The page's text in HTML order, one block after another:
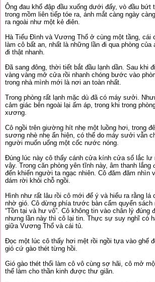
Ông đau khổ đập đầu xuống dưới đấy, vò đầu bứt
trong mồm liên tiếp tóe ra, ánh mắt càng ngày
ra ngoài như một kẻ điên.
Hà Tiểu Đình và Vương Thổ ở cùng một tầng, cái
làm cô bất an, nhất là những lần đi qua phòng
đi thật nhanh.
Đã sang đông, thời tiết bắt đầu lạnh dần. Sau khi
vàng vàng mở cửa rồi nhanh chóng bước vào
trong nhà mình mới là nơi an toàn nhất.
Trong phòng rất lạnh mặc dù đã có máy sưởi.
cảm giác bên ngoài lại ấm áp, trong khi trong
xương.
Cô ngồi trên giường hít nhẹ một luồng hơi, trong
sương nhè nhẹ ẩn hiện, có thể do máy sưởi vẫn
người muốn uống một cốc nước nóng.
Đúng lúc này cô thấy cánh cửa kính cửa sổ lắc lư
vậy. Trong căn phòng yên tĩnh này, âm thanh lắng
đến khiến người ta ngạc nhiên. Cô đăm đăm nhìn
dám rời khỏi chỗ ngồi.
Hình như rất lâu rồi cô mới để ý và hiểu ra rằng
nhờ gió. Cô dừng phía trước bàn cẩm quyển sách
“Tồn tại và hư vô”. Cô không tin vào chân lý đúng
nhưng lần này thì cô lại tin. Thực sự suy nghĩ có
giữa Vương Thổ và cái tủ.
Đọc một lúc cô thấy hơi mệt rồi ngồi tựa vào ghế
gió cứ gào thét từng hồi.
Gió gào thét thổi làm cô vô cùng sợ hãi, cô mở
thể làm cho thần kinh được thư giãn.